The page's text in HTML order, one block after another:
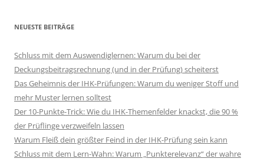
NEUESTE BEITRÄGE
Schluss mit dem Auswendiglernen: Warum du bei der
Deckungsbeitragsrechnung (und in der Prüfung) scheiterst
Das Geheimnis der IHK-Prüfungen: Warum du weniger Stoff und
mehr Muster lernen solltest
Der 10-Punkte-Trick: Wie du IHK-Themenfelder knackst, die 90 %
der Prüflinge verzweifeln lassen
Warum Fleiß dein größter Feind in der IHK-Prüfung sein kann
Schluss mit dem Lern-Wahn: Warum „Punkterelevanz“ der wahre